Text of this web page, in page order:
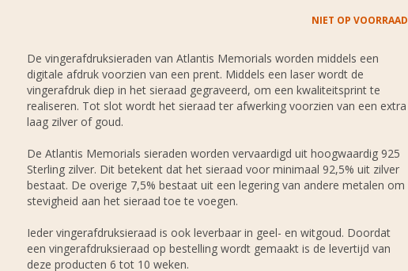
NIET OP VOORRAAD
De vingerafdruksieraden van Atlantis Memorials worden middels een
digitale afdruk voorzien van een prent. Middels een laser wordt de
vingerafdruk diep in het sieraad gegraveerd, om een kwaliteitsprint te
realiseren. Tot slot wordt het sieraad ter afwerking voorzien van een extra
laag zilver of goud.
De Atlantis Memorials sieraden worden vervaardigd uit hoogwaardig 925
Sterling zilver. Dit betekent dat het sieraad voor minimaal 92,5% uit zilver
bestaat. De overige 7,5% bestaat uit een legering van andere metalen om
stevigheid aan het sieraad toe te voegen.
Ieder vingerafdruksieraad is ook leverbaar in geel- en witgoud. Doordat
een vingerafdruksieraad op bestelling wordt gemaakt is de levertijd van
deze producten 6 tot 10 weken.